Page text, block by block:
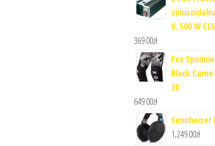
V, 500 W
369.00zł
Fox
Black
30
649.00zł
Sennheiser
1,249.00zł